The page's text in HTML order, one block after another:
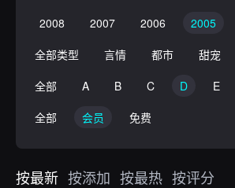
2008
2007 2006 2005
全部类型
言情 都市 甜宠
全部
A B C D E
全部
会员 免费
按最新 按添加 按最热 按评分